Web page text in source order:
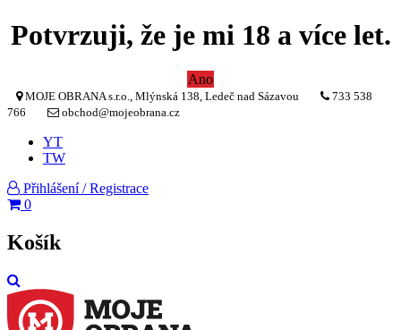
Potvrzuji, že je mi 18 a více let.
Ano
MOJE OBRANA s.r.o., Mlýnská 138, Ledeč nad Sázavou
733 538
766
obchod@mojeobrana.cz
YT
TW
Přihlášení / Registrace
0
Košík